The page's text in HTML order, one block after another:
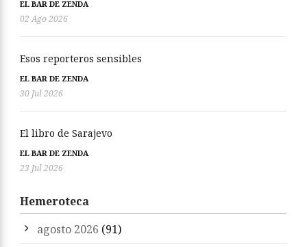
EL BAR DE ZENDA
02 Ago 2026
Esos reporteros sensibles
EL BAR DE ZENDA
30 Jul 2026
El libro de Sarajevo
EL BAR DE ZENDA
23 Jul 2026
Hemeroteca
agosto 2026 (91)